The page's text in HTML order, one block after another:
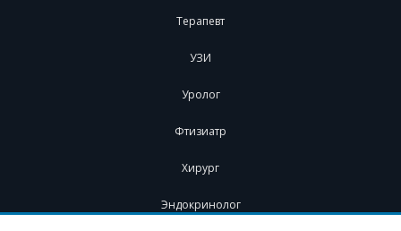
Терапевт
УЗИ
Уролог
Фтизиатр
Хирург
Эндокринолог
Перейти